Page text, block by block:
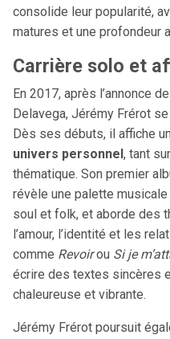
consolide leur popularité,
matures et une profondeur
Carrière solo et
En 2017, après l’annonce
Delavega, Jérémy Frérot
Dès ses débuts, il affiche
univers personnel, tant
thématique. Son premier
révèle une palette
soul et folk, et aborde des
l’amour, l’identité et les
comme Revoirou Si je
écrire des textes sincères
chaleureuse et vibrante.
Jérémy Frérot poursuit